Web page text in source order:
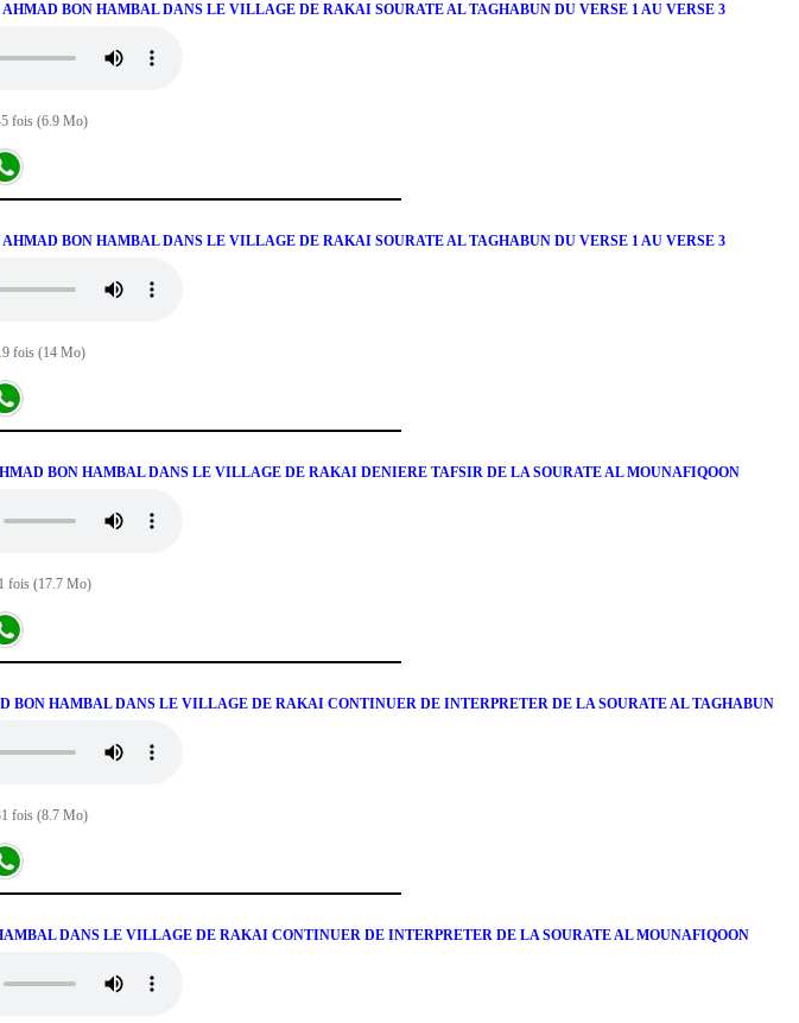
BON HAMBAL DANS LE VILLAGE DE RAKAI SOURATE AL TAGHABUN DU VERSE 1 AU VERSE 3
fois (6.9 Mo)
BON HAMBAL DANS LE VILLAGE DE RAKAI SOURATE AL TAGHABUN DU VERSE 1 AU VERSE 3
fois (14 Mo)
BON HAMBAL DANS LE VILLAGE DE RAKAI DENIERE TAFSIR DE LA SOURATE AL MOUNAFIQOON
fois (17.7 Mo)
BON HAMBAL DANS LE VILLAGE DE RAKAI CONTINUER DE INTERPRETER DE LA SOURATE AL TAGHABUN
fois (8.7 Mo)
DANS LE VILLAGE DE RAKAI CONTINUER DE INTERPRETER DE LA SOURATE AL MOUNAFIQOON